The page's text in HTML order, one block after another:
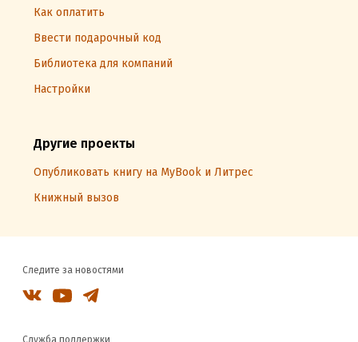
Как оплатить
Ввести подарочный код
Библиотека для компаний
Настройки
Другие проекты
Опубликовать книгу на MyBook и Литрес
Книжный вызов
Следите за новостями
Служба поддержки